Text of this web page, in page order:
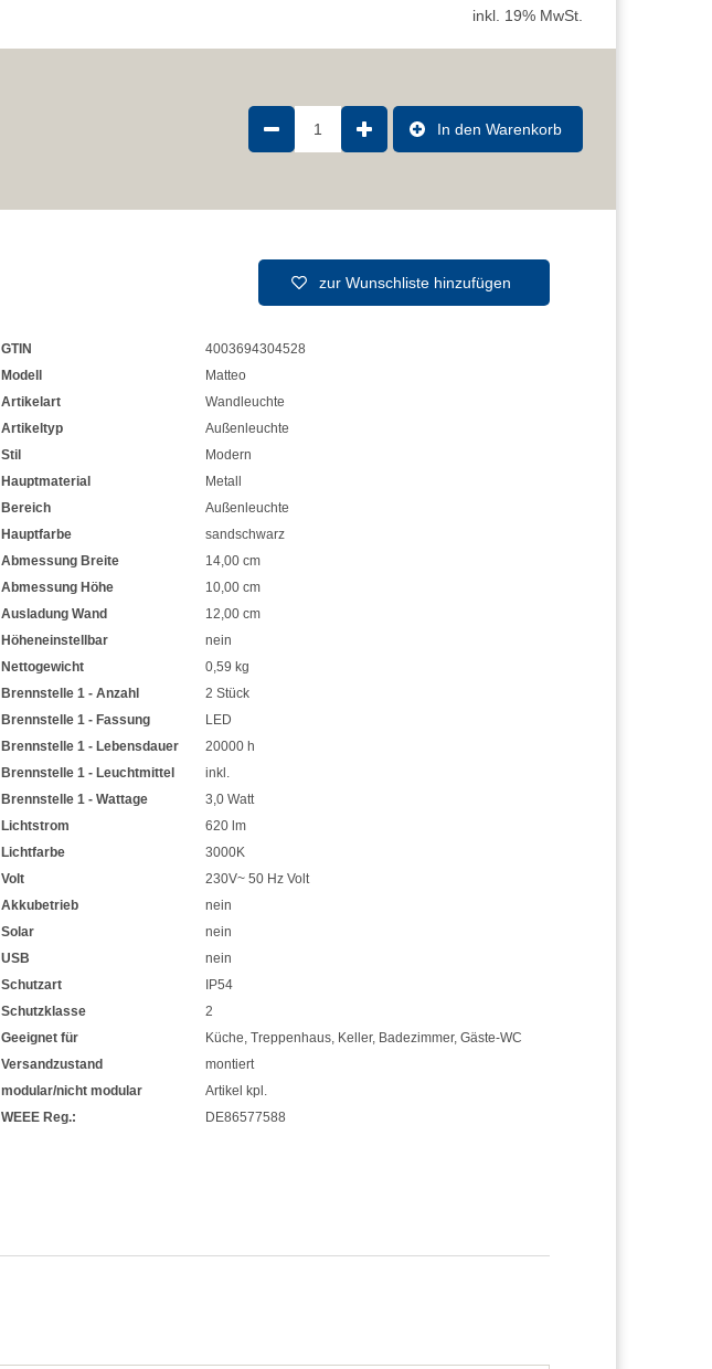
inkl. 19% MwSt.
1 In den Warenkorb
zur Wunschliste hinzufügen
GTIN
4003694304528
Modell
Matteo
Artikelart
Wandleuchte
Artikeltyp
Außenleuchte
Stil
Modern
Hauptmaterial
Metall
Bereich
Außenleuchte
Hauptfarbe
sandschwarz
Abmessung Breite
14,00 cm
Abmessung Höhe
10,00 cm
Ausladung Wand
12,00 cm
Höheneinstellbar
nein
Nettogewicht
0,59 kg
Brennstelle 1 - Anzahl
2 Stück
Brennstelle 1 - Fassung
LED
Brennstelle 1 - Lebensdauer
20000 h
Brennstelle 1 - Leuchtmittel
inkl.
Brennstelle 1 - Wattage
3,0 Watt
Lichtstrom
620 lm
Lichtfarbe
3000K
Volt
230V~ 50 Hz Volt
Akkubetrieb
nein
Solar
nein
USB
nein
Schutzart
IP54
Schutzklasse
2
Geeignet für
Küche, Treppenhaus, Keller, Badezimmer, Gäste-WC
Versandzustand
montiert
modular/nicht modular
Artikel kpl.
WEEE Reg.:
DE86577588